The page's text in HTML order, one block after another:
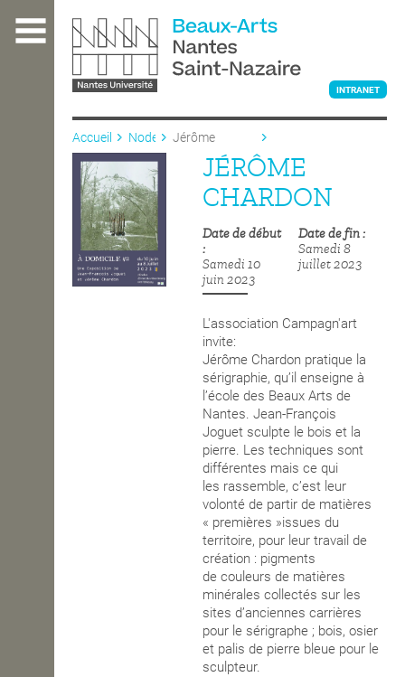
contenu
L'ÉCOLE
ENSEIGNEMENT
INTRANET
Accueil Node
Jérôme
ChardonJÉRÔME
CHARDON
Date de début
Samedi 10
juin 2023
Date de fin
Samedi 8
juillet 2023
L'association Campagn'art
invite:
Jérôme Chardon pratique la
sérigraphie, qu’il enseigne à
l’école des Beaux Arts de
Nantes. Jean-François
Joguet sculpte le bois et la
pierre. Les techniques sont
différentes mais ce qui
les rassemble, c’est leur
volonté de partir de matières
« premières »issues du
territoire, pour leur travail de
création : pigments
de couleurs de matières
minérales collectés sur les
sites d’anciennes carrières
pour le sérigraphe ; bois, osier
et palis de pierre bleue pour le
sculpteur.